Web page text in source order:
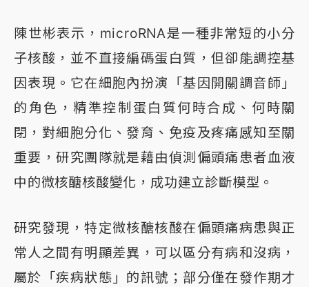
陳世彬表示，microRNA是一種非常短的小分
子核酸，並不直接編碼蛋白質，但卻能調控基
因表現。它在細胞內扮演「基因開關調音師」
的角色，精準控制蛋白質何時合成、何時關
閉，對細胞分化、發育、免疫及疼痛感知至關
重要，研究團隊就是藉由偵測偏頭痛患者血液
中的微核醣核酸變化，成功建立診斷模型。
研究發現，特定微核醣核酸在偏頭痛病患與正
常人之間有明顯差異，可以區分有病和沒病，
屬於「疾病狀態」的訊號；部分僅在發作期才